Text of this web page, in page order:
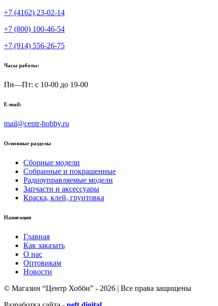
+7 (4162) 23-02-14
+7 (800) 100-46-54
+7 (914) 556-26-75
Часы работы:
Пн—Пт: с 10-00 до 19-00
E-mail:
mail@centr-hobby.ru
Основные разделы
Сборные модели
Собранные и покрашенные
Радиоуправляемые модели
Запчасти и аксессуары
Краска, клей, грунтовка
Навигация
Главная
Как заказать
О нас
Оптовикам
Новости
© Магазин “Центр Хобби” - 2026 | Все права защищены